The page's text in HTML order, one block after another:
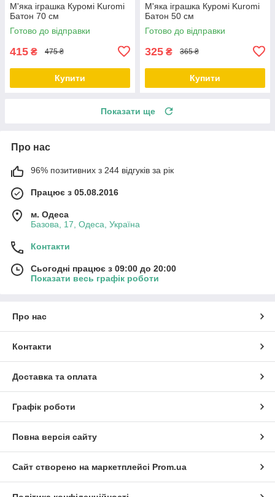
М'яка іграшка Куромі Kuromi
Батон 70 см
Готово до відправки
415 ₴ 475 ₴
Купити
М'яка іграшка Куромі Kuromi
Батон 50 см
Готово до відправки
325 ₴ 365 ₴
Купити
Показати ще
Про нас
96% позитивних з 244 відгуків за рік
Працює з 05.08.2016
м. Одеса
Базова, 17, Одеса, Україна
Контакти
Сьогодні працює з 09:00 до 20:00
Показати весь графік роботи
Про нас
Контакти
Доставка та оплата
Графік роботи
Повна версія сайту
Сайт створено на маркетплейсі Prom.ua